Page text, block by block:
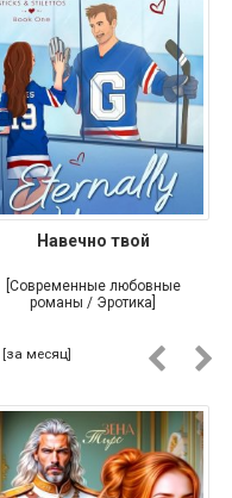
Навечно твой
[Современные любовные
романы / Эротика]
[за месяц]